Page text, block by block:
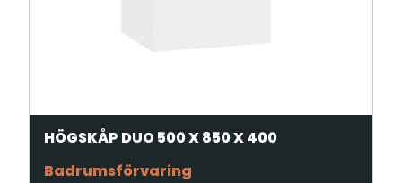
HÖGSKÅP DUO 500 X 850 X 400
Badrumsförvaring